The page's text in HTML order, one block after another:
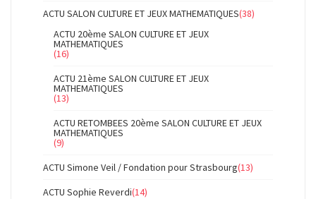
ACTU SALON CULTURE ET JEUX MATHEMATIQUES(38)
ACTU 20ème SALON CULTURE ET JEUX
MATHEMATIQUES
(16)
ACTU 21ème SALON CULTURE ET JEUX
MATHEMATIQUES
(13)
ACTU RETOMBEES 20ème SALON CULTURE ET JEUX
MATHEMATIQUES
(9)
ACTU Simone Veil / Fondation pour Strasbourg(13)
ACTU Sophie Reverdi(14)